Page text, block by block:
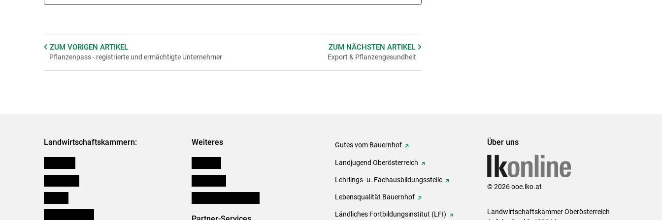
ZUM VORIGEN ARTIKEL
Pflanzenpass - registrierte und ermächtigte Unternehmer
ZUM NÄCHSTENARTIKEL
Export & Pflanzengesundheit
Landwirtschaftskammern: Weiteres Gutes vom Bauernhof
Landjugend Oberösterreich
Lehrlings- u. Fachausbildungsstelle
Lebensqualität Bauernhof
Ländliches Fortbildungsinstitut (LFI)
Über uns
© 2026 ooe.lko.at
Landwirtschaftskammer Oberösterreich